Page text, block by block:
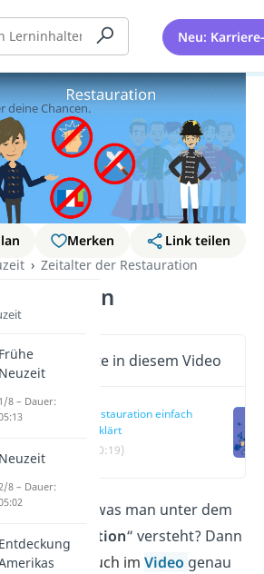
Neu:
Merken
Link teilen
Zeitalter der Restauration
Wichtige Inhalte in diesem Video
Restauration einfach
erklärt
(00:19)
wissen, was man unter dem
„Restauration“ versteht? Dann
du hier
wie auch imVideo genau
sich!
deine Chancen.
Frühe
Neuzeit
1/8 – Dauer:
Neuzeit
2/8 – Dauer:
Entdeckung